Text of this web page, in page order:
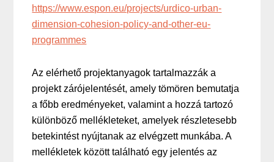
https://www.espon.eu/projects/urdico-urban-
dimension-cohesion-policy-and-other-eu-
programmes
Az elérhető projektanyagok tartalmazzák a
projekt zárójelentését, amely tömören bemutatja
a főbb eredményeket, valamint a hozzá tartozó
különböző mellékleteket, amelyek részletesebb
betekintést nyújtanak az elvégzett munkába. A
mellékletek között található egy jelentés az